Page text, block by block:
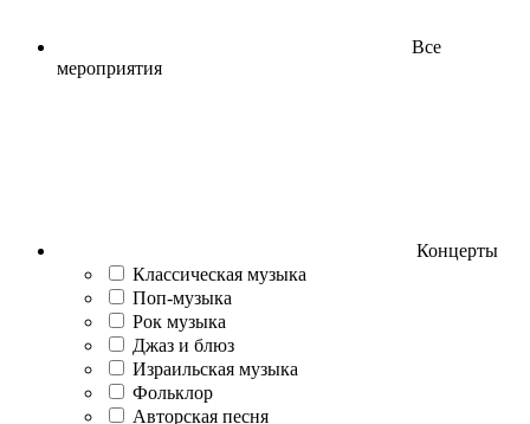
Все
мероприятия
Концерты
Классическая музыка
Поп-музыка
Рок музыка
Джаз и блюз
Израильская музыка
Фольклор
Авторская песня